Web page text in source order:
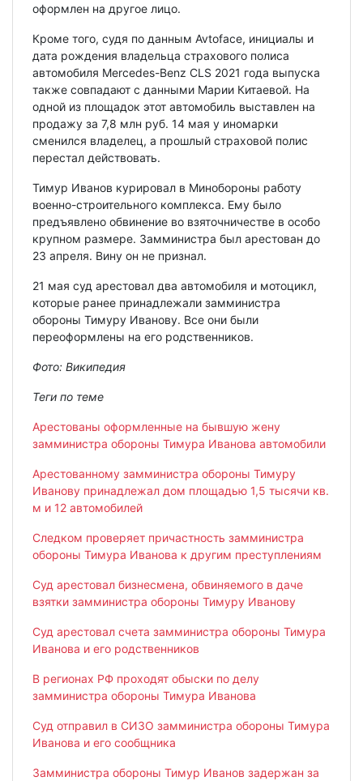
оформлен на другое лицо.
Кроме того, судя по данным Avtoface, инициалы и
дата рождения владельца страхового полиса
автомобиля Mercedes-Benz CLS 2021 года выпуска
также совпадают с данными Марии Китаевой. На
одной из площадок этот автомобиль выставлен на
продажу за 7,8 млн руб. 14 мая у иномарки
сменился владелец, а прошлый страховой полис
перестал действовать.
Тимур Иванов курировал в Минобороны работу
военно-строительного комплекса. Ему было
предъявлено обвинение во взяточничестве в особо
крупном размере. Замминистра был арестован до
23 апреля. Вину он не признал.
21 мая суд арестовал два автомобиля и мотоцикл,
которые ранее принадлежали замминистра
обороны Тимуру Иванову. Все они были
переоформлены на его родственников.
Фото: Википедия
Теги по теме
Арестованы оформленные на бывшую жену
замминистра обороны Тимура Иванова автомобили
Арестованному замминистра обороны Тимуру
Иванову принадлежал дом площадью 1,5 тысячи кв.
м и 12 автомобилей
Следком проверяет причастность замминистра
обороны Тимура Иванова к другим преступлениям
Суд арестовал бизнесмена, обвиняемого в даче
взятки замминистра обороны Тимуру Иванову
Суд арестовал счета замминистра обороны Тимура
Иванова и его родственников
В регионах РФ проходят обыски по делу
замминистра обороны Тимура Иванова
Суд отправил в СИЗО замминистра обороны Тимура
Иванова и его сообщника
Замминистра обороны Тимур Иванов задержан за